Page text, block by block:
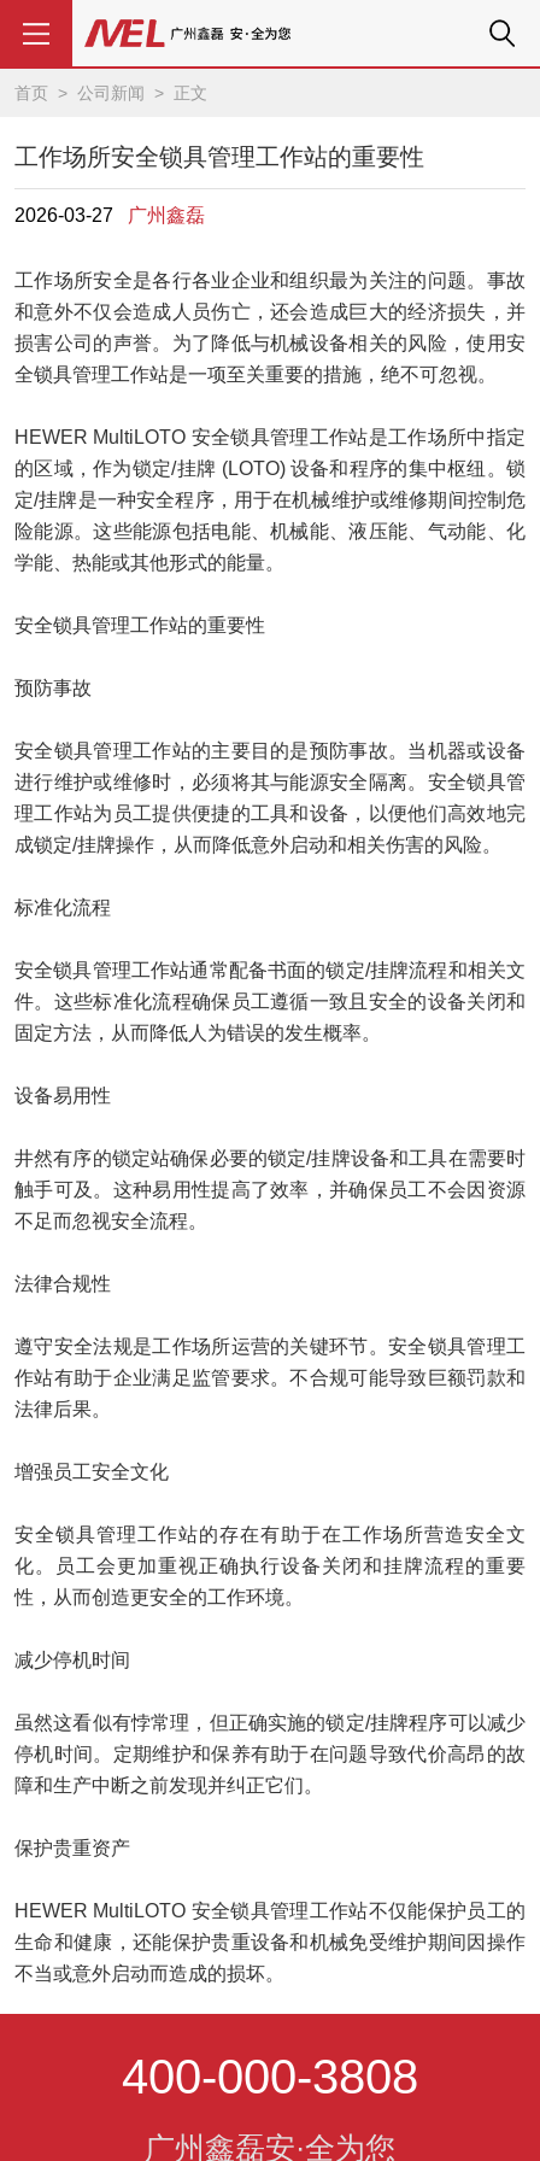
首页 > 公司新闻 > 正文
工作场所安全锁具管理工作站的重要性
2026-03-27 广州鑫磊
工作场所安全是各行各业企业和组织最为关注的问题。事故
和意外不仅会造成人员伤亡，还会造成巨大的经济损失，并
损害公司的声誉。为了降低与机械设备相关的风险，使用安
全锁具管理工作站是一项至关重要的措施，绝不可忽视。
HEWER MultiLOTO 安全锁具管理工作站是工作场所中指定
的区域，作为锁定/挂牌 (LOTO) 设备和程序的集中枢纽。锁
定/挂牌是一种安全程序，用于在机械维护或维修期间控制危
险能源。这些能源包括电能、机械能、液压能、气动能、化
学能、热能或其他形式的能量。
安全锁具管理工作站的重要性
预防事故
安全锁具管理工作站的主要目的是预防事故。当机器或设备
进行维护或维修时，必须将其与能源安全隔离。安全锁具管
理工作站为员工提供便捷的工具和设备，以便他们高效地完
成锁定/挂牌操作，从而降低意外启动和相关伤害的风险。
标准化流程
安全锁具管理工作站通常配备书面的锁定/挂牌流程和相关文
件。这些标准化流程确保员工遵循一致且安全的设备关闭和
固定方法，从而降低人为错误的发生概率。
设备易用性
井然有序的锁定站确保必要的锁定/挂牌设备和工具在需要时
触手可及。这种易用性提高了效率，并确保员工不会因资源
不足而忽视安全流程。
法律合规性
遵守安全法规是工作场所运营的关键环节。安全锁具管理工
作站有助于企业满足监管要求。不合规可能导致巨额罚款和
法律后果。
增强员工安全文化
安全锁具管理工作站的存在有助于在工作场所营造安全文
化。员工会更加重视正确执行设备关闭和挂牌流程的重要
性，从而创造更安全的工作环境。
减少停机时间
虽然这看似有悖常理，但正确实施的锁定/挂牌程序可以减少
停机时间。定期维护和保养有助于在问题导致代价高昂的故
障和生产中断之前发现并纠正它们。
保护贵重资产
HEWER MultiLOTO 安全锁具管理工作站不仅能保护员工的
生命和健康，还能保护贵重设备和机械免受维护期间因操作
不当或意外启动而造成的损坏。
400-000-3808
广州鑫磊安·全为您